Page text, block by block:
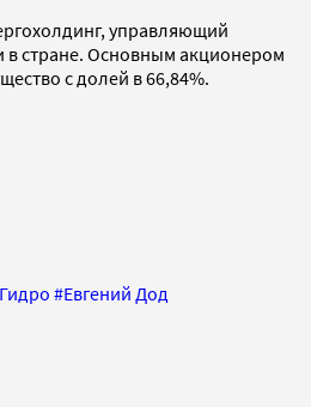
управляющий
в стране. Основным акционером
с долей в 66,84%.
#Евгений Дод